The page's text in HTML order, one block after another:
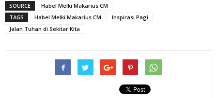
SOURCE
Habel Melki Makarius CM
TAGS
Habel Melki Makarius CM
Inspirasi Pagi
Jalan Tuhan di Sekitar Kita